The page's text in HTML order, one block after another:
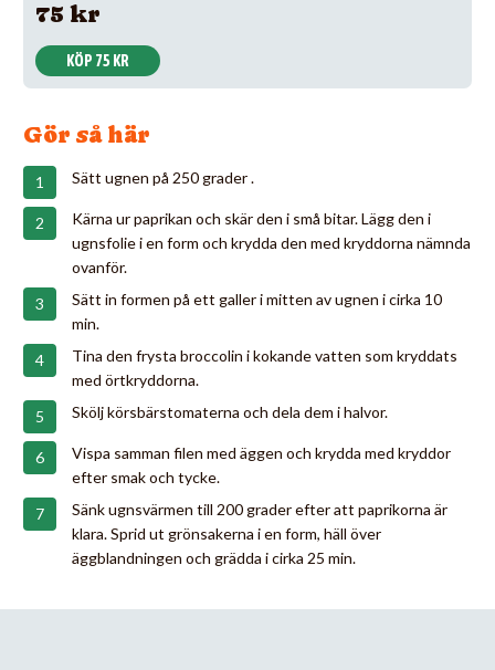
75 kr
KÖP 75 KR
Gör så här
Sätt ugnen på 250 grader .
Kärna ur paprikan och skär den i små bitar. Lägg den i
ugnsfolie i en form och krydda den med kryddorna nämnda
ovanför.
Sätt in formen på ett galler i mitten av ugnen i cirka 10
min.
Tina den frysta broccolin i kokande vatten som kryddats
med örtkryddorna.
Skölj körsbärstomaterna och dela dem i halvor.
Vispa samman filen med äggen och krydda med kryddor
efter smak och tycke.
Sänk ugnsvärmen till 200 grader efter att paprikorna är
klara. Sprid ut grönsakerna i en form, häll över
äggblandningen och grädda i cirka 25 min.